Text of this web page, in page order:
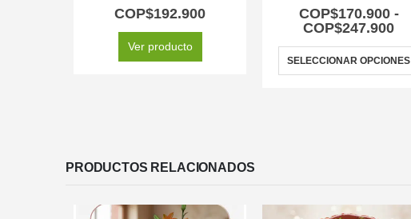
COP$192.900
Ver producto
COP$170.900 -
COP$247.900
SELECCIONAR OPCIONES
PRODUCTOS RELACIONADOS